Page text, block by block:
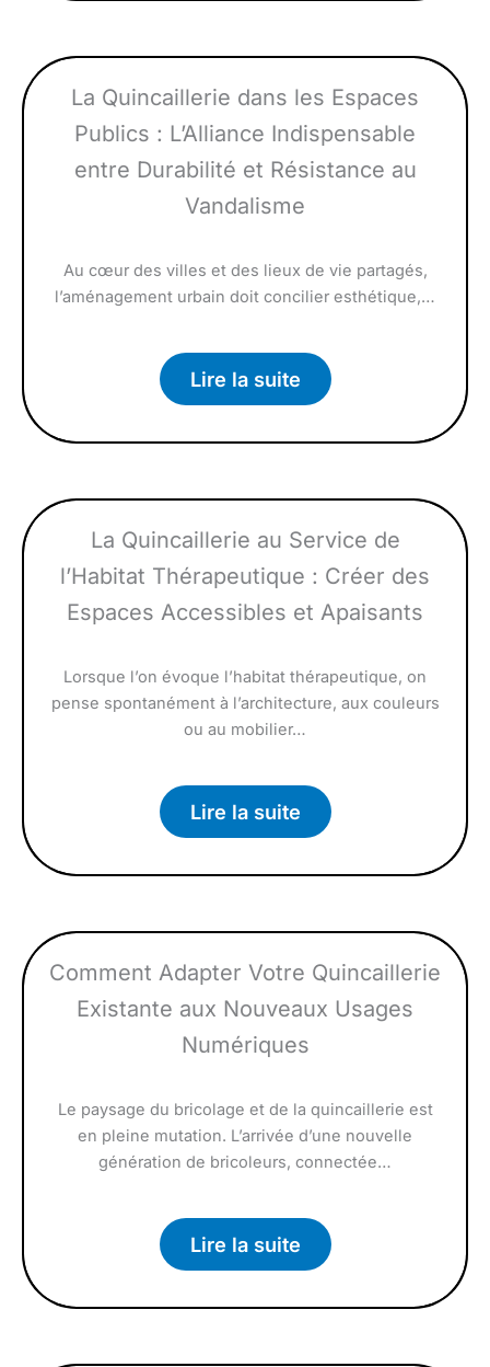
La Quincaillerie dans les Espaces
Publics : L’Alliance Indispensable
entre Durabilité et Résistance au
Vandalisme
Au cœur des villes et des lieux de vie partagés,
l’aménagement urbain doit concilier esthétique,…
Lire la suite
La Quincaillerie au Service de
l’Habitat Thérapeutique : Créer des
Espaces Accessibles et Apaisants
Lorsque l’on évoque l’habitat thérapeutique, on
pense spontanément à l’architecture, aux couleurs
ou au mobilier…
Lire la suite
Comment Adapter Votre Quincaillerie
Existante aux Nouveaux Usages
Numériques
Le paysage du bricolage et de la quincaillerie est
en pleine mutation. L’arrivée d’une nouvelle
génération de bricoleurs, connectée…
Lire la suite